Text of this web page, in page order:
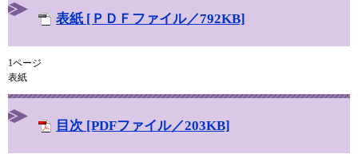
表紙 [ＰＤＦファイル／792KB]
1ページ
表紙
目次 [PDFファイル／203KB]